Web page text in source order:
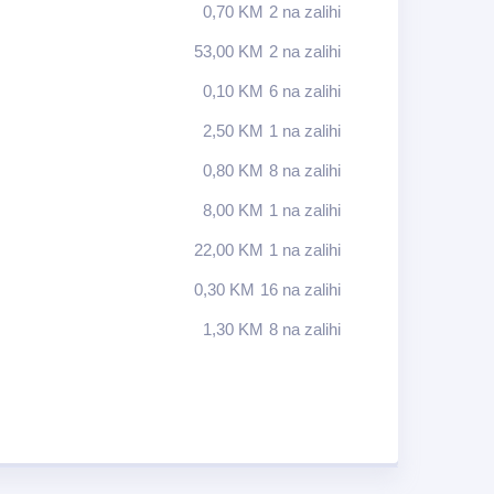
0,70 KM 2 na zalihi
53,00 KM 2 na zalihi
0,10 KM 6 na zalihi
2,50 KM 1 na zalihi
0,80 KM 8 na zalihi
8,00 KM 1 na zalihi
22,00 KM 1 na zalihi
0,30 KM 16 na zalihi
1,30 KM 8 na zalihi